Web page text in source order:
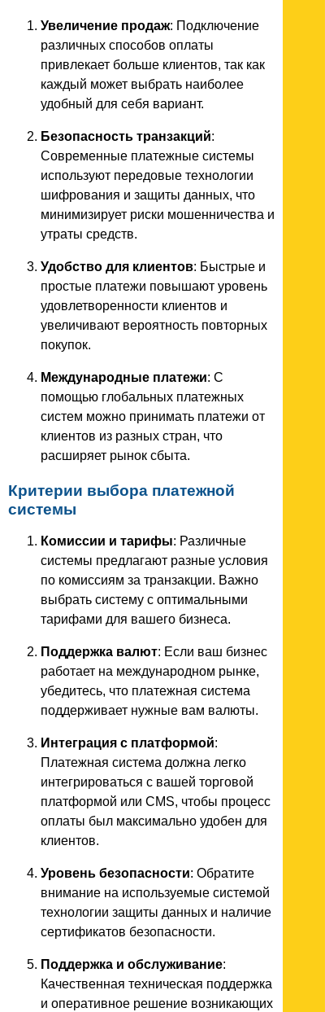
Увеличение продаж: Подключение
различных способов оплаты
привлекает больше клиентов, так как
каждый может выбрать наиболее
удобный для себя вариант.
Безопасность транзакций:
Современные платежные системы
используют передовые технологии
шифрования и защиты данных, что
минимизирует риски мошенничества и
утраты средств.
Удобство для клиентов: Быстрые и
простые платежи повышают уровень
удовлетворенности клиентов и
увеличивают вероятность повторных
покупок.
Международные платежи: С
помощью глобальных платежных
систем можно принимать платежи от
клиентов из разных стран, что
расширяет рынок сбыта.
Критерии выбора платежной
системы
Комиссии и тарифы: Различные
системы предлагают разные условия
по комиссиям за транзакции. Важно
выбрать систему с оптимальными
тарифами для вашего бизнеса.
Поддержка валют: Если ваш бизнес
работает на международном рынке,
убедитесь, что платежная система
поддерживает нужные вам валюты.
Интеграция с платформой:
Платежная система должна легко
интегрироваться с вашей торговой
платформой или CMS, чтобы процесс
оплаты был максимально удобен для
клиентов.
Уровень безопасности: Обратите
внимание на используемые системой
технологии защиты данных и наличие
сертификатов безопасности.
Поддержка и обслуживание:
Качественная техническая поддержка
и оперативное решение возникающих